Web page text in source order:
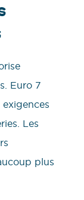
Euro 7
Les
plus